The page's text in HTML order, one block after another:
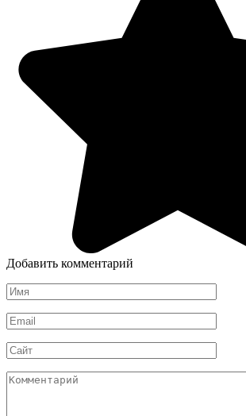
Добавить комментарий
Имя
*
Email
*
Сайт
Комментарий